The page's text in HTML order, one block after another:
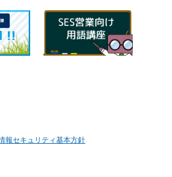
報セキュリティ基本方針